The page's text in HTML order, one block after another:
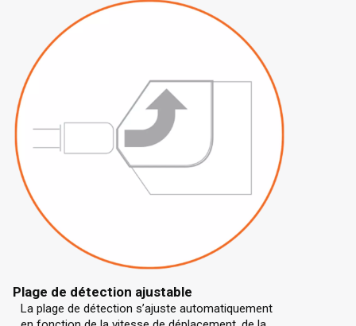
Plage de détection ajustable
La plage de détection s’ajuste automatiquement